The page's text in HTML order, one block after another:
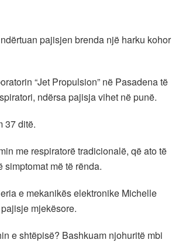
pajisjen brenda një harku kohor
“Jet Propulsion” në Pasadena të
ndërsa pajisja vihet në punë.
37 ditë.
me respiratorë tradicionalë, që ato të
më të rënda.
e mekanikës elektronike Michelle
mjekësore.
e shtëpisë? Bashkuam njohuritë mbi